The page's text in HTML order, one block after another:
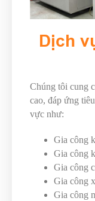
Dịch
Chúng tôi cung
cao, đáp ứng
vực như:
Gia công
Gia công
Gia công
Gia công
Gia công